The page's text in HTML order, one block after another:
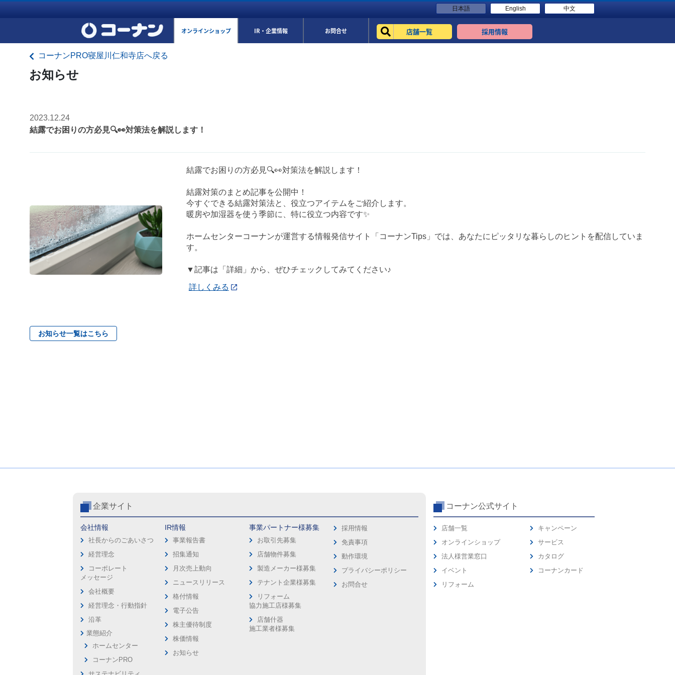
日本語 English 中文
オンラインショップ IR・企業情報 お問合せ 店舗一覧 採用情報
コーナンPRO寝屋川仁和寺店へ戻る
お知らせ
2023.12.24
結露でお困りの方必見🔍👀対策法を解説します！
結露でお困りの方必見🔍👀対策法を解説します！
結露対策のまとめ記事を公開中！
今すぐできる結露対策法と、役立つアイテムをご紹介します。
暖房や加湿器を使う季節に、特に役立つ内容です✨
ホームセンターコーナンが運営する情報発信サイト「コーナンTips」では、あなたにピッタリな暮らしのヒントを配信していま
す。
▼記事は「詳細」から、ぜひチェックしてみてください♪
詳しくみる
お知らせ一覧はこちら
企業サイト
会社情報
社長からのごあいさつ
経営理念
コーポレート
メッセージ
会社概要
経営理念・行動指針
沿革
業態紹介
ホームセンター
コーナンPRO
IR情報
事業報告書
招集通知
月次売上動向
ニュースリリース
格付情報
電子公告
株主優待制度
株価情報
お知らせ
事業パートナー様募集
お取引先募集
店舗物件募集
製造メーカー様募集
テナント企業様募集
リフォーム
協力施工店様募集
店舗什器
施工業者様募集
採用情報
免責事項
動作環境
プライバシーポリシー
お問合せ
コーナン公式サイト
店舗一覧
オンラインショップ
法人様営業窓口
イベント
リフォーム
キャンペーン
サービス
カタログ
コーナンカード